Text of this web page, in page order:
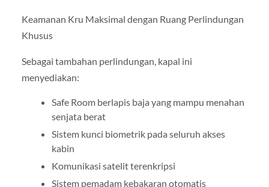
Keamanan Kru Maksimal dengan Ruang Perlindungan
Khusus
Sebagai tambahan perlindungan, kapal ini
menyediakan:
Safe Room berlapis baja yang mampu menahan
senjata berat
Sistem kunci biometrik pada seluruh akses
kabin
Komunikasi satelit terenkripsi
Sistem pemadam kebakaran otomatis